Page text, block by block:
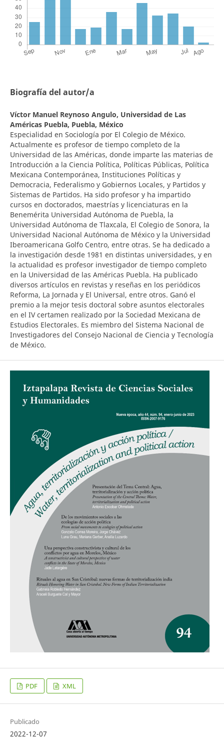
Biografía del autor/a
Víctor Manuel Reynoso Angulo, Universidad de Las
Américas Puebla, Puebla, México
Especialidad en Sociología por El Colegio de México.
Actualmente es profesor de tiempo completo de la
Universidad de las Américas, donde imparte las materias de
Introducción a la Ciencia Política, Políticas Públicas, Política
Mexicana Contemporánea, Instituciones Políticas y
Democracia, Federalismo y Gobiernos Locales, y Partidos y
Sistemas de Partidos. Ha sido profesor y ha impartido
cursos en doctorados, maestrías y licenciaturas en la
Benemérita Universidad Autónoma de Puebla, la
Universidad Autónoma de Tlaxcala, El Colegio de Sonora, la
Universidad Nacional Autónoma de México y la Universidad
Iberoamericana Golfo Centro, entre otras. Se ha dedicado a
la investigación desde 1981 en distintas universidades, y en
la actualidad es profesor investigador de tiempo completo
en la Universidad de las Américas Puebla. Ha publicado
diversos artículos en revistas y reseñas en los periódicos
Reforma, La Jornada y El Universal, entre otros. Ganó el
premio a la mejor tesis doctoral sobre asuntos electorales
en el IV certamen realizado por la Sociedad Mexicana de
Estudios Electorales. Es miembro del Sistema Nacional de
Investigadores del Consejo Nacional de Ciencia y Tecnología
de México.
PDF XML
Publicado
2022-12-07